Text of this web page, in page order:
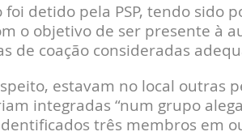
foi detido pela PSP, tendo sido
o objetivo de ser presente à
de coação consideradas
estavam no local outras
integradas “num grupo
três membros em